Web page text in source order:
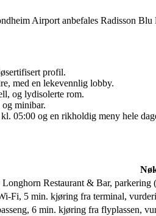
Airport anbefales Radisson
profil.
med en lekevennlig lobby.
og lydisolerte rom.
minibar.
05:00 og en rikholdig meny hele
Restaurant & Bar,
Fi, 5 min. kjøring fra terminal,
6 min. kjøring fra flyplassen,